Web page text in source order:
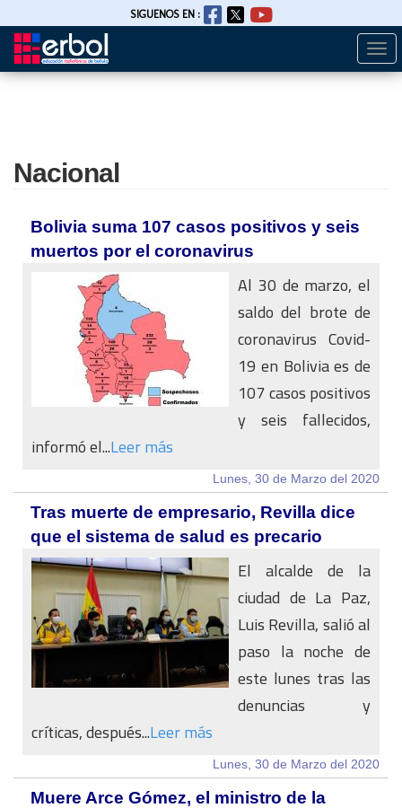
Pasar
SIGUENOS EN :
Nacional
Bolivia suma 107 casos positivos y seis
muertos por el coronavirus
Al 30 de marzo, el
saldo del brote de
coronavirus Covid-
19 en Bolivia es de
107 casos positivos
y seis fallecidos,
informó el...Leer más
Lunes, 30 de Marzo del 2020
Tras muerte de empresario, Revilla dice
que el sistema de salud es precario
El alcalde de la
ciudad de La Paz,
Luis Revilla, salió al
paso la noche de
este lunes tras las
denuncias y
críticas, después...Leer más
Lunes, 30 de Marzo del 2020
Muere Arce Gómez, el ministro de la